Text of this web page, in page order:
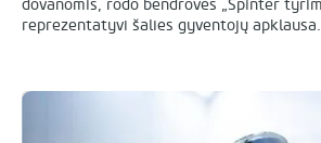
dovanomis, rodo bendrovės „Spinter
reprezentatyvi šalies gyventojų apklausa.